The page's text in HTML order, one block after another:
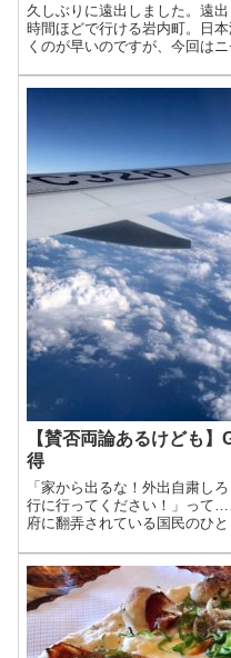
久しぶりに遠出しました。遠
時間ほどで行ける岩内町。日
くのが早いのですが、今回は
【賛否両論あるけども
得
「家から出るな！外出自粛し
行に行ってください！」っ
府に翻弄されている国民のひ
人...